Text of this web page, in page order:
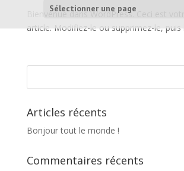
Sélectionner une page
Bienvenue dans WordPress. Ceci est
article. Modifiez-le ou supprimez-le, puis
Articles récents
Bonjour tout le monde !
Commentaires récents